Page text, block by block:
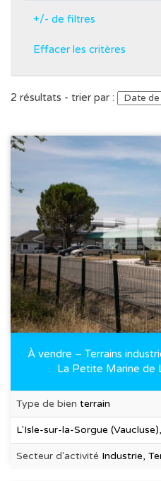
+/- de filtres
Effacer les critères
2 résultats - trier par :
À vendre – Terrains
La Petite Marine de
Type de bien terrain
L'Isle-sur-la-Sorgue
Secteur d'activité Industrie,